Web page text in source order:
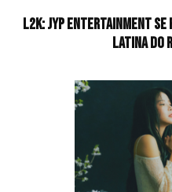
L2K: JYP Entertainment
latina do